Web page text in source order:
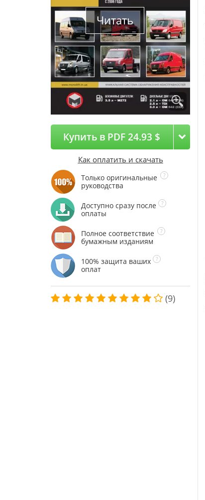
Читать
Купить в PDF 24.93 $
Как оплатить и скачать
Только оригинальные
руководства
Доступно сразу после
оплаты
Полное соответствие
бумажным изданиям
100% защита ваших
оплат
(9)